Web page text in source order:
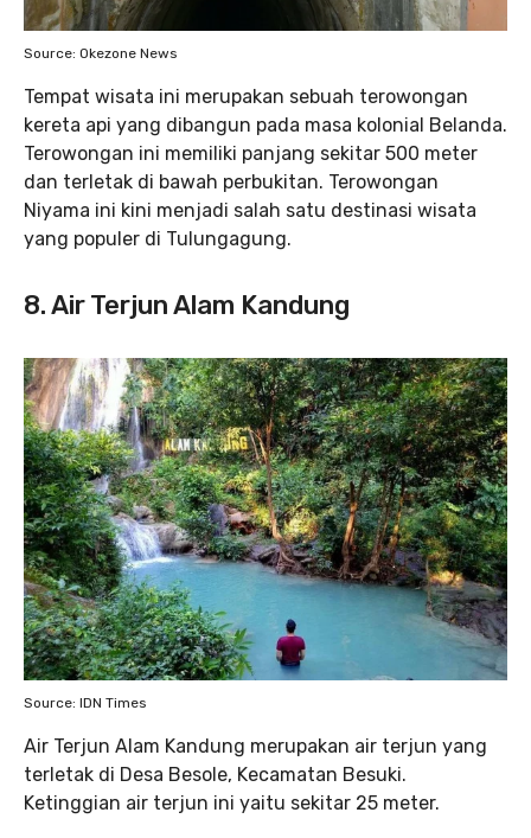
Source: Okezone News
Tempat wisata ini merupakan sebuah terowongan
kereta api yang dibangun pada masa kolonial Belanda.
Terowongan ini memiliki panjang sekitar 500 meter
dan terletak di bawah perbukitan. Terowongan
Niyama ini kini menjadi salah satu destinasi wisata
yang populer di Tulungagung.
8. Air Terjun Alam Kandung
Source: IDN Times
Air Terjun Alam Kandung merupakan air terjun yang
terletak di Desa Besole, Kecamatan Besuki.
Ketinggian air terjun ini yaitu sekitar 25 meter.